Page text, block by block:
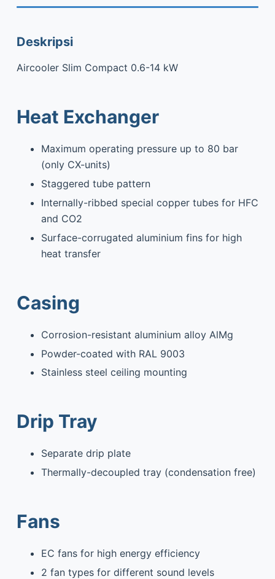
Deskripsi
Aircooler Slim Compact 0.6-14 kW
Heat Exchanger
Maximum operating pressure up to 80 bar
(only CX-units)
Staggered tube pattern
Internally-ribbed special copper tubes for HFC
and CO2
Surface-corrugated aluminium fins for high
heat transfer
Casing
Corrosion-resistant aluminium alloy AlMg
Powder-coated with RAL 9003
Stainless steel ceiling mounting
Drip Tray
Separate drip plate
Thermally-decoupled tray (condensation free)
Fans
EC fans for high energy efficiency
2 fan types for different sound levels